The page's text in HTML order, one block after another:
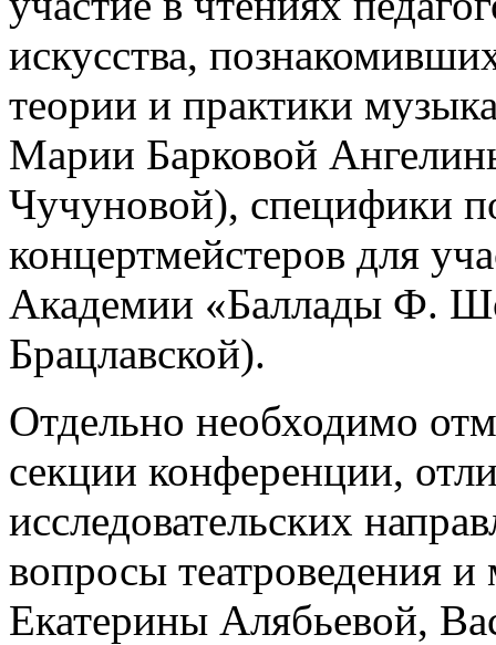
искусства,
теории и практики
Марии Барковой
Чучуновой), специфики
концертмейстеров для
Академии «Баллады Ф.
Брацлавской).
Отдельно необходимо
секции конференции,
исследовательских
вопросы театроведения
Екатерины Алябьевой,